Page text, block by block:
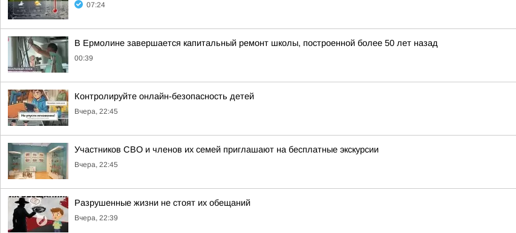
07:24
В Ермолине завершается капитальный ремонт школы, построенной более 50 лет назад
00:39
Контролируйте онлайн-безопасность детей
Вчера, 22:45
Участников СВО и членов их семей приглашают на бесплатные экскурсии
Вчера, 22:45
Разрушенные жизни не стоят их обещаний
Вчера, 22:39